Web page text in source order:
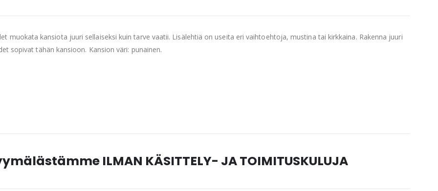
muokata kansiota juuri sellaiseksi kuin tarve vaatii. Lisälehtiä on useita eri vaihtoehtoja, mustina tai kirkkaina. Rakenna juuri
sopivat tähän kansioon. Kansion väri: punainen.
ILMAN KÄSITTELY- JA TOIMITUSKULUJA